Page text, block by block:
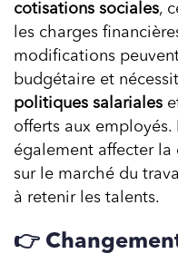
cotisations sociales,
les charges
modifications
budgétaire et
politiques salariales
offerts aux
également affecter
sur le marché du
à retenir les talents.
👉